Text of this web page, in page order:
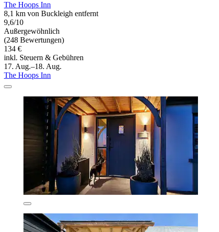
The Hoops Inn
8,1 km von Buckleigh entfernt
9,6/10
Außergewöhnlich
(248 Bewertungen)
134 €
inkl. Steuern & Gebühren
17. Aug.–18. Aug.
The Hoops Inn